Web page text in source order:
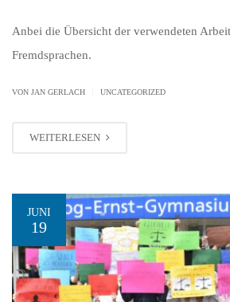
Anbei die Übersicht der verwendeten
Fremdsprachen.
VON JAN GERLACH UNCATEGORIZED
WEITERLESEN
JUNI
19